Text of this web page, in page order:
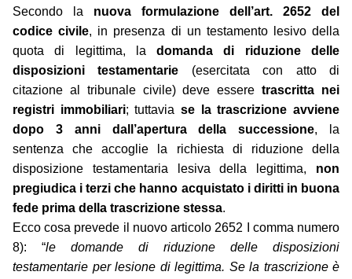
Secondo la nuova formulazione dell’art. 2652 del
codice civile, in presenza di un testamento lesivo della
quota di legittima, ladomanda di riduzione delle
disposizioni testamentarie (esercitata con atto di
citazione al tribunale civile) deve esseretrascritta nei
registri immobiliari; tuttaviase la trascrizione avviene
dopo 3 anni dall’apertura della successione, la
sentenza che accoglie la richiesta di riduzione della
disposizione testamentaria lesiva della legittima, non
pregiudica i terzi che hanno acquistato i diritti in buona
fede prima della trascrizione stessa.
Ecco cosa prevede il nuovo articolo 2652 I comma numero
8): “le domande di riduzione delle disposizioni
testamentarie per lesione di legittima. Se la trascrizione è